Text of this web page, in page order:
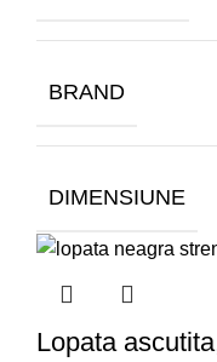
BRAND
DIMENSIUNE
Lopata